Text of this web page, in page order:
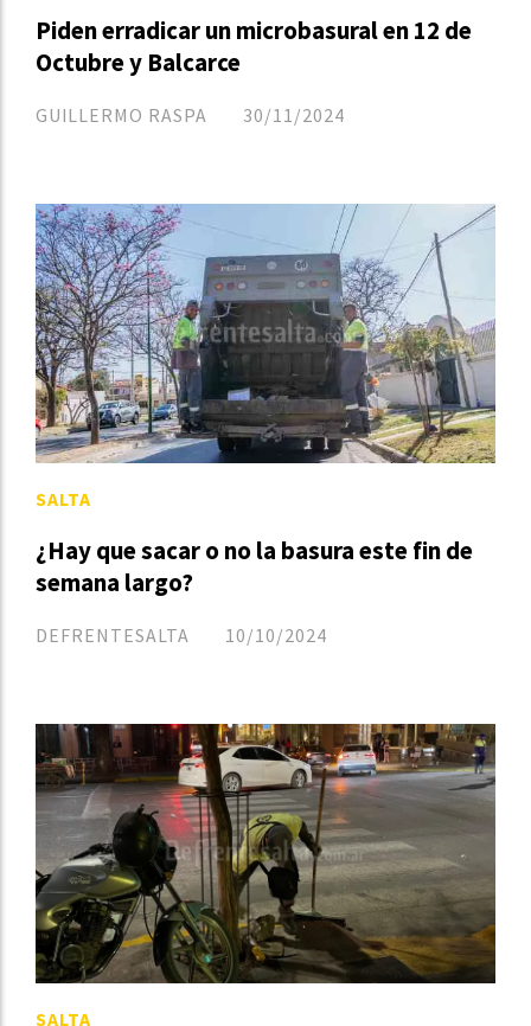
Piden erradicar un microbasural en 12 de
Octubre y Balcarce
GUILLERMO RASPA 30/11/2024
¿Hay que sacar o no la basura este fin de
semana largo?
DEFRENTESALTA
SALTA
10/10/2024
SALTA